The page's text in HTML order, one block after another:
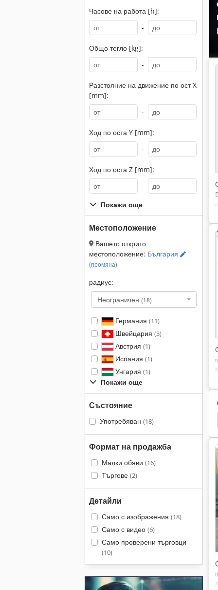
Часове на работа [h]:
-
Общо тегло [kg]:
-
Разстояние на движение по ост X
[mm]:
-
Ход по оста Y [mm]:
-
Ход по оста Z [mm]:
-
Покажи още
Местоположение
Вашето открито
местоположение: България
(промяна)
радиус:
Неограничен (18)
Германия (11)
Швейцария (3)
Австрия (1)
Испания (1)
Унгария (1)
Покажи още
Състояние
Употребяван (18)
Формат на продажба
Малки обяви (16)
Търгове (2)
Детайли
Само с изображения (18)
Само с видео (6)
Само проверени търговци
(10)
Етаж Шлайфане Машини